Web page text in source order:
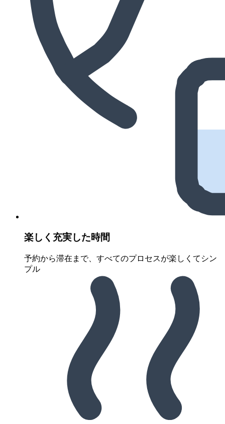
楽しく充実した時間
予約から滞在まで、すべてのプロセスが楽しくてシン
プル